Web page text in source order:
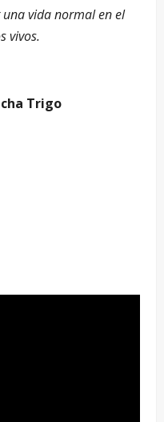
vida normal en el
vivos.
Trigo